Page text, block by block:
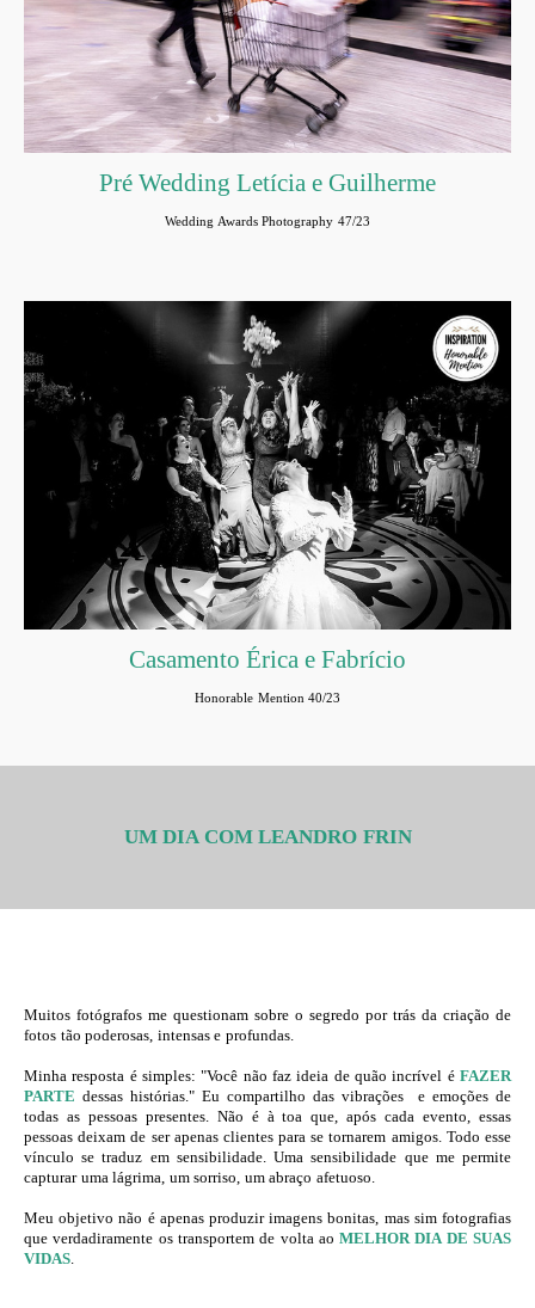
Pré Wedding Letícia e Guilherme
Wedding Awards Photography 47/23
Casamento Érica e Fabrício
Honorable Mention 40/23
UM DIA COM LEANDRO FRIN
Muitos fotógrafos me questionam sobre o segredo por trás da criação de
fotos tão poderosas, intensas e profundas.
Minha resposta é simples: "Você não faz ideia de quão incrível é FAZER
PARTE dessas histórias." Eu compartilho das vibrações e emoções de
todas as pessoas presentes. Não é à toa que, após cada evento, essas
pessoas deixam de ser apenas clientes para se tornarem amigos. Todo esse
vínculo se traduz em sensibilidade. Uma sensibilidade que me permite
capturar uma lágrima, um sorriso, um abraço afetuoso.
Meu objetivo não é apenas produzir imagens bonitas, mas sim fotografias
que verdadiramente os transportem de volta aoMELHOR DIA DE SUAS
VIDAS.